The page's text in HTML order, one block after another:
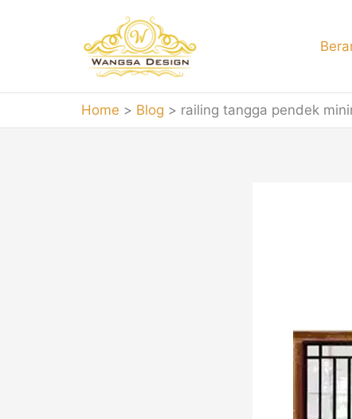
Home Blog railing tangga pendek
Teralis
Besi
Minimalis
Untuk